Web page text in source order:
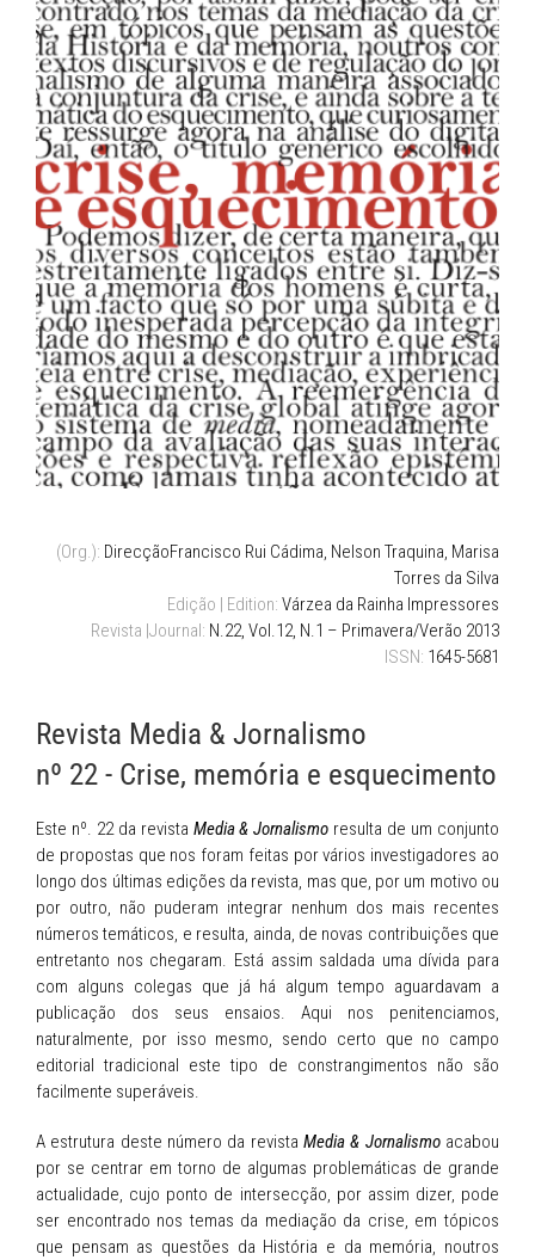
(Org.): DirecçãoFrancisco Rui Cádima, Nelson Traquina, Marisa
Torres da Silva
Edição | Edition: Várzea da Rainha Impressores
Revista |Journal: N.22, Vol.12, N.1 – Primavera/Verão 2013
ISSN: 1645-5681
Revista Media & Jornalismo
nº 22 - Crise, memória e esquecimento
Este nº. 22 da revista Media & Jornalismo resulta de um conjunto
de propostas que nos foram feitas por vários investigadores ao
longo dos últimas edições da revista, mas que, por um motivo ou
por outro, não puderam integrar nenhum dos mais recentes
números temáticos, e resulta, ainda, de novas contribuições que
entretanto nos chegaram. Está assim saldada uma dívida para
com alguns colegas que já há algum tempo aguardavam a
publicação dos seus ensaios. Aqui nos penitenciamos,
naturalmente, por isso mesmo, sendo certo que no campo
editorial tradicional este tipo de constrangimentos não são
facilmente superáveis.
A estrutura deste número da revista Media & Jornalismoacabou
por se centrar em torno de algumas problemáticas de grande
actualidade, cujo ponto de intersecção, por assim dizer, pode
ser encontrado nos temas da mediação da crise, em tópicos
que pensam as questões da História e da memória, noutros